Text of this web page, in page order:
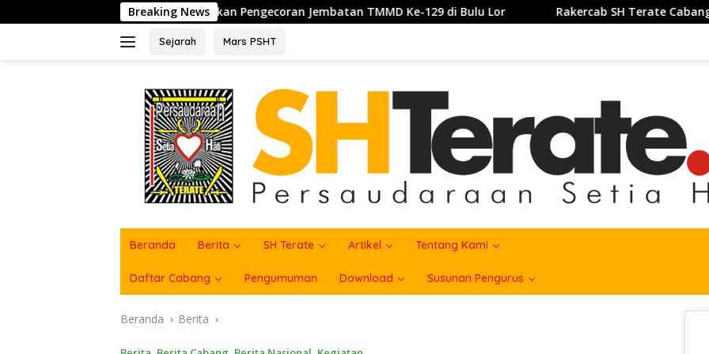
ke
Breaking News
Sukseskan Pengecoran Jembatan TMMD Ke-129 di Bulu Lor Rakercab SH Terate Cabang Kabupatrn Karawang
Sejarah Mars PSHT
Beranda Berita SH Terate Artikel Tentang Kami
Daftar Cabang Pengumuman Download Susunan Pengurus
Beranda Berita